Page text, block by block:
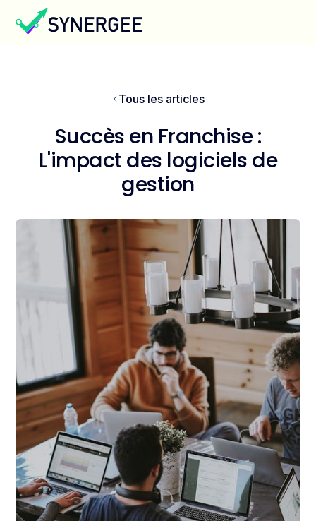
Tous les articles
Succès en Franchise :
L'impact des logiciels de
gestion